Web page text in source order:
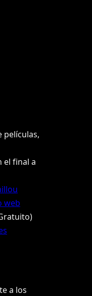
películas,
el final a
web
a los